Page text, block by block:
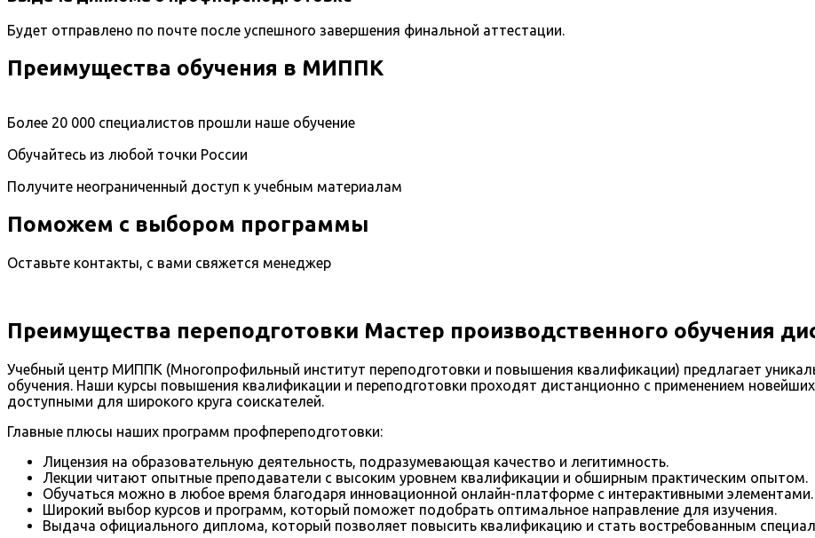
Будет отправлено по почте после успешного завершения финальной аттестации.
Преимущества обучения в МИППК
Более 20 000 специалистов прошли наше обучение
Обучайтесь из любой точки России
Получите неограниченный доступ к учебным материалам
Поможем с выбором программы
Оставьте контакты, с вами свяжется менеджер
Преимущества переподготовки Мастер производственного обучения
Учебный центр МИППК (Многопрофильный институт переподготовки и повышения квалификации) предлагает
обучения. Наши курсы повышения квалификации и переподготовки проходят дистанционно с применением
доступными для широкого круга соискателей.
Главные плюсы наших программ профпереподготовки:
Лицензия на образовательную деятельность, подразумевающая качество и легитимность.
Лекции читают опытные преподаватели с высоким уровнем квалификации и обширным практическим опытом.
Обучаться можно в любое время благодаря инновационной онлайн-платформе с интерактивными элементами.
Широкий выбор курсов и программ, который поможет подобрать оптимальное направление для изучения.
Выдача официального диплома, который позволяет повысить квалификацию и стать востребованным